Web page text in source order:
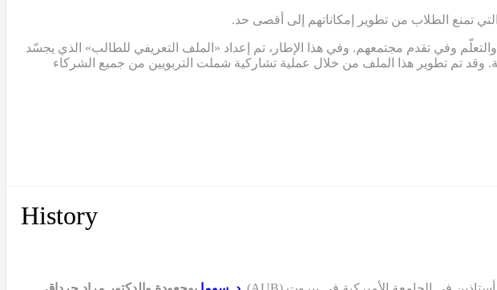
تمنع الطلاب من تطوير إمكاناتهم إلى أقصى حد.
وفي تقدم مجتمعهم. وفي هذا الإطار، تم إعداد «الملف التعريفي للطالب» الذي يجسّد
وقد تم تطوير هذا الملف من خلال عملية تشاركية شملت التربويين من جميع الشركاء
History